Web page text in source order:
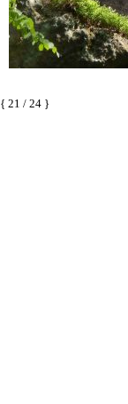
{ 21 / 24 }